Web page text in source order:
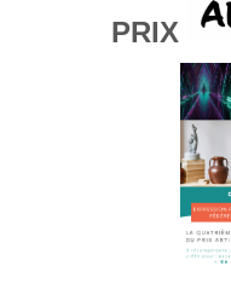
PRIX